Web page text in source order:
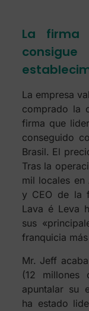
La firma
La empresa
comprado la
firma que
conseguido
Brasil. El
Tras la
mil locales en
y CEO de la
Lava é Leva
sus
franquicia
Mr. Jeff
(12 millones
apuntalar su
ha estado